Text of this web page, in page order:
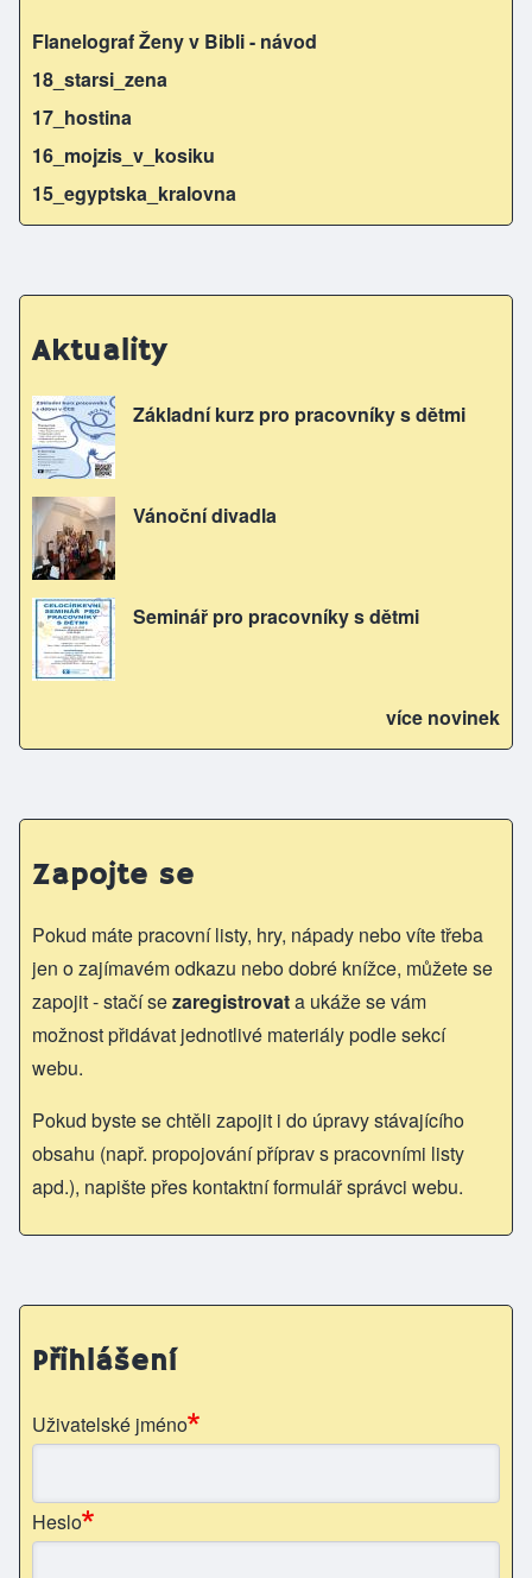
Flanelograf Ženy v Bibli - návod
18_starsi_zena
17_hostina
16_mojzis_v_kosiku
15_egyptska_kralovna
Aktuality
Základní kurz pro pracovníky s dětmi
Vánoční divadla
Seminář pro pracovníky s dětmi
více novinek
Zapojte se
Pokud máte pracovní listy, hry, nápady nebo víte třeba
jen o zajímavém odkazu nebo dobré knížce, můžete se
zapojit - stačí sezaregistrovata ukáže se vám
možnost přidávat jednotlivé materiály podle sekcí
webu.
Pokud byste se chtěli zapojit i do úpravy stávajícího
obsahu (např. propojování příprav s pracovními listy
apd.), napište přes kontaktní formulář správci webu.
Přihlášení
Uživatelské jméno
Heslo